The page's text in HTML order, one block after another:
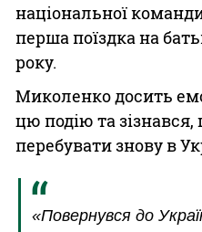
національної
перша поїздка на
року.
Миколенко досить
цю подію та
перебувати знову в
«Повернувся до